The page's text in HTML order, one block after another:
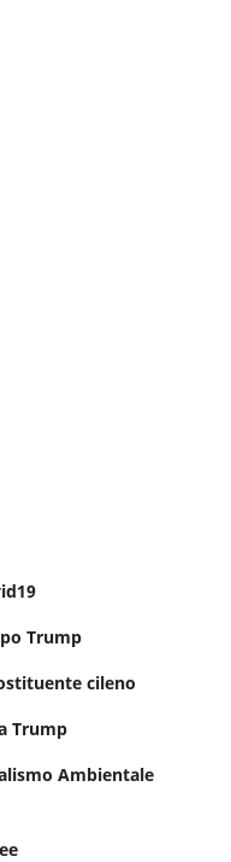
Trump
cileno
Trump
Ambientale